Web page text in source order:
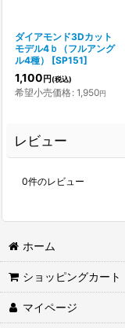
ダイアモンド3Dカット
モデル4ｂ（フルアング
ル4種）
[SP151]
1,100 円(税込)
希望小売価格: 1,950円
レビュー
0件のレビュー
ホーム
ショッピングカート
マイページ